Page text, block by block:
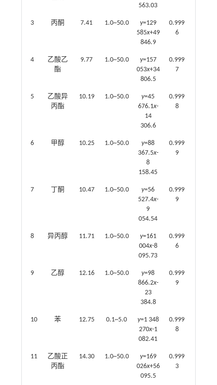
563.03
3 丙酮 7.41 1.0~50.0 y=129
585x+49
846.9
0.999
6
4
乙酸乙
酯
9.77 1.0~50.0 y=157
053x+34
806.5
0.999
7
5
乙酸异
丙酯
10.19 1.0~50.0 y=45
676.1x-
14
306.6
0.999
8
6 甲醇 10.25 1.0~50.0 y=88
367.5x-
8
158.45
0.999
9
7 丁酮 10.47 1.0~50.0 y=56
527.4x-
9
054.54
0.999
9
8 异丙醇 11.71 1.0~50.0 y=161
004x-8
095.73
0.999
6
9 乙醇 12.16 1.0~50.0 y=98
866.2x-
23
384.8
0.999
9
10 苯 12.75 0.1~5.0 y=1 348
270x-1
082.41
0.999
8
11
乙酸正
丙酯
14.30 1.0~50.0 y=169
026x+56
095.5
0.999
3